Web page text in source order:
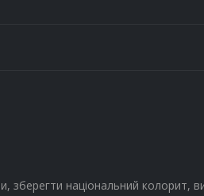
зберегти національний колорит,